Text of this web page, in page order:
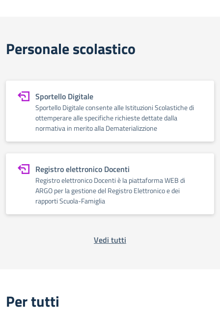
Personale scolastico
Sportello Digitale
Sportello Digitale consente alle Istituzioni Scolastiche di
ottemperare alle specifiche richieste dettate dalla
normativa in merito alla Dematerializzione
Registro elettronico Docenti
Registro elettronico Docenti è la piattaforma WEB di
ARGO per la gestione del Registro Elettronico e dei
rapporti Scuola-Famiglia
Vedi tutti
Per tutti